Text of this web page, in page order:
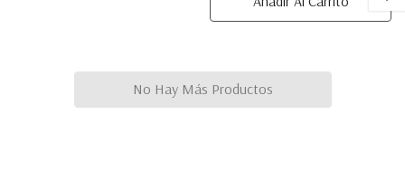
No Hay Más Productos